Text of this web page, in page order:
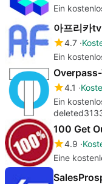
Ein
아프리카
4.7
Ein
4.1
Ein
100 Get
4.9
Eine